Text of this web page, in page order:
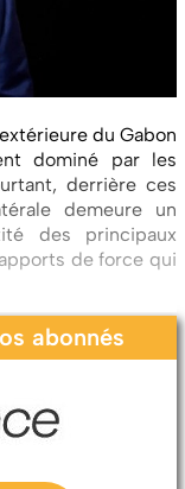
du Gabon
dominé par les
derrière ces
demeure un
des principaux
de force qui
abonnés